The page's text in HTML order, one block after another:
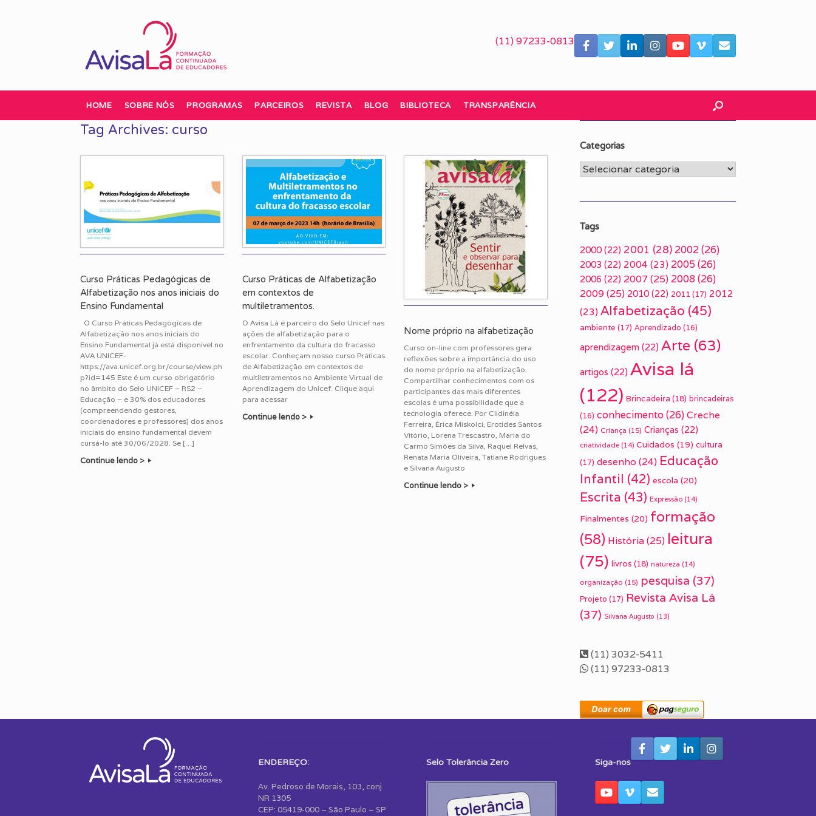
(11) 97233-0813
HOME SOBRE NÓS PROGRAMAS PARCEIROS REVISTA BLOG BIBLIOTECA TRANSPARÊNCIA
Tag Archives: curso
Curso Práticas Pedagógicas de
Alfabetização nos anos iniciais do
Ensino Fundamental
O Curso Práticas Pedagógicas de
Alfabetização nos anos iniciais do
Ensino Fundamental já está disponível no
AVA UNICEF-
https://ava.unicef.org.br/course/view.ph
p?id=145 Este é um curso obrigatório
no âmbito do Selo UNICEF – RS2 –
Educação – e 30% dos educadores
(compreendendo gestores,
coordenadores e professores) dos anos
iniciais do ensino fundamental devem
cursá-lo até 30/06/2028. Se […]
Continue lendo >
Curso Práticas de Alfabetização
em contextos de
multiletramentos.
O Avisa Lá é parceiro do Selo Unicef nas
ações de alfabetização para o
enfrentamento da cultura do fracasso
escolar. Conheçam nosso curso Práticas
de Alfabetização em contextos de
multiletramentos no Ambiente Virtual de
Aprendizagem do Unicef. Clique aqui
para acessar
Continue lendo >
Nome próprio na alfabetização
Curso on-line com professores gera
reflexões sobre a importância do uso
do nome próprio na alfabetização.
Compartilhar conhecimentos com os
participantes das mais diferentes
escolas é uma possibilidade que a
tecnologia oferece. Por Clidinéia
Ferreira, Érica Miskolci, Erotides Santos
Vitório, Lorena Trescastro, Maria do
Carmo Simões da Silva, Raquel Relvas,
Renata Maria Oliveira, Tatiane Rodrigues
e Silvana Augusto
Continue lendo >
Categorias
Categorias
Tags
2000 (22) 2001 (28) 2002(26)
2003 (22) 2004 (23) 2005 (26)
2006 (22) 2007 (25) 2008(26)
2009(25) 2010 (22) 2011 (17) 2012
(23) Alfabetização (45)
ambiente (17) Aprendizado (16)
aprendizagem (22) Arte (63)
artigos (22) Avisa lá
(122) Brincadeira (18) brincadeiras
(16) conhecimento(26) Creche
(24) Criança (15) Crianças (22)
criatividade (14) Cuidados (19) cultura
(17) desenho (24) Educação
Infantil (42) escola (20)
Escrita (43) Expressão (14)
Finalmentes (20) formação
(58) História(25) leitura
(75) livros (18) natureza (14)
organização (15) pesquisa (37)
Projeto (17) Revista Avisa Lá
(37) Silvana Augusto (13)
(11) 3032-5411
(11) 97233-0813
ENDEREÇO:
Av. Pedroso de Morais, 103, conj
NR 1305
CEP: 05419-000 – São Paulo – SP
Selo Tolerância Zero Siga-nos